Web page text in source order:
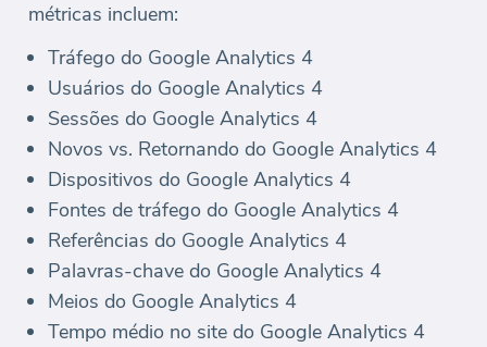
métricas incluem:
Tráfego do Google Analytics 4
Usuários do Google Analytics 4
Sessões do Google Analytics 4
Novos vs. Retornando do Google Analytics 4
Dispositivos do Google Analytics 4
Fontes de tráfego do Google Analytics 4
Referências do Google Analytics 4
Palavras-chave do Google Analytics 4
Meios do Google Analytics 4
Tempo médio no site do Google Analytics 4